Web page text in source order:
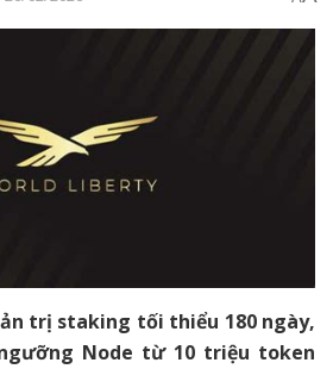
trị staking tối thiểu 180 ngày,
Node từ 10 triệu token